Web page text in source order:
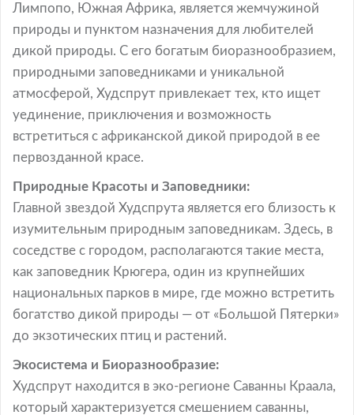
Лимпопо, Южная Африка, является жемчужиной
природы и пунктом назначения для любителей
дикой природы. С его богатым биоразнообразием,
природными заповедниками и уникальной
атмосферой, Худспрут привлекает тех, кто ищет
уединение, приключения и возможность
встретиться с африканской дикой природой в ее
первозданной красе.
Природные Красоты и Заповедники:
Главной звездой Худспрута является его близость к
изумительным природным заповедникам. Здесь, в
соседстве с городом, располагаются такие места,
как заповедник Крюгера, один из крупнейших
национальных парков в мире, где можно встретить
богатство дикой природы — от «Большой Пятерки»
до экзотических птиц и растений.
Экосистема и Биоразнообразие:
Худспрут находится в эко-регионе Саванны Краала,
который характеризуется смешением саванны,